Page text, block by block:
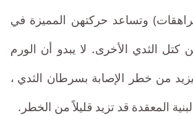
وتساعد حركتهن المميزة في
كتل الثدي الأخرى. لا يبدو أن الورم
من خطر الإصابة بسرطان الثدي ،
المعقدة قد تزيد قليلاً من الخطر.